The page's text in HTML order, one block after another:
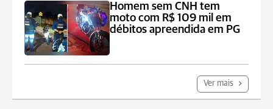
Homem sem CNH tem
moto com R$ 109 mil em
débitos apreendida em PG
Ver mais